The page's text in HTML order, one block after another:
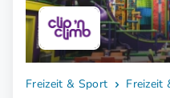
Freizeit & Sport Freizeit